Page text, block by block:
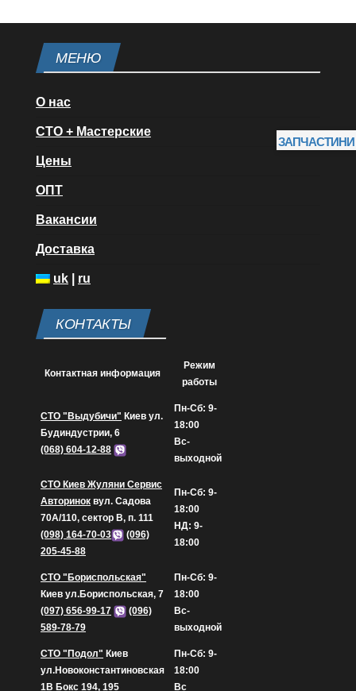
МЕНЮ
О нас
СТО + Мастерские
Цены
ОПТ
Вакансии
Доставка
uk ru
КОНТАКТЫ
Контактная информация
Режим
работы
СТО "Выдубичи" Киев ул.
Будиндустрии, 6
(068) 604-12-88
Пн-Сб: 9-
18:00
Вс-
выходной
СТО Киев Жуляни Сервис
Авторинок вул. Садова
70А/110, сектор В, п. 111
(098) 164-70-03
(096)
205-45-88
Пн-Сб: 9-
18:00
НД: 9-
18:00
СТО "Бориспольская"
Киев ул.Бориспольская, 7
(097) 656-99-17
(096)
589-78-79
Пн-Сб: 9-
18:00
Вс-
выходной
СТО "Подол" Киев
ул.Новоконстантиновская
1В Бокс 194, 195
Пн-Сб: 9-
18:00
Вс
ЗАПЧАСТИНИ